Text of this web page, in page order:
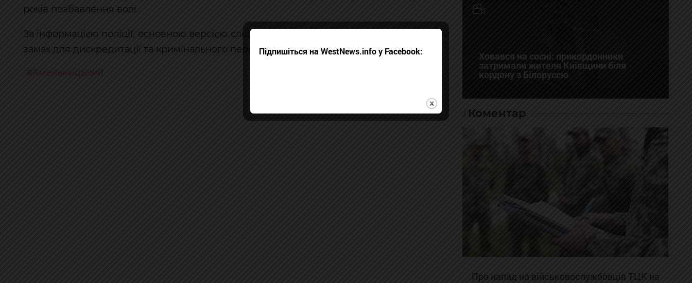
років позбавлення волі.
За інформацією поліції, основною версією слідства є спроба використати інсценований
замах для дискредитації та кримінального переслідування бізнес-партнера.
Хмельницький
Ховався на сосні: прикордонники
затримали жителя Київщини біля
кордону з Білоруссю
Коментар
Про напад на військовослужбовців ТЦК на
Підпишіться на WestNews.info у Facebook: